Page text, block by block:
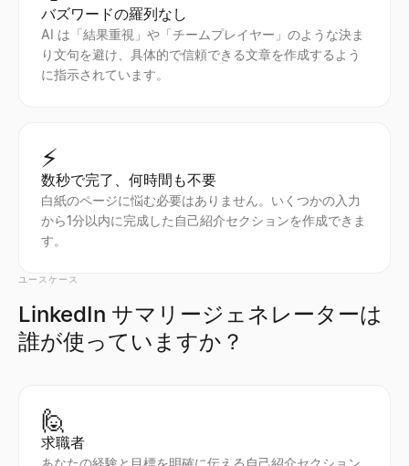
バズワードの羅列なし
AI は「結果重視」や「チームプレイヤー」のような決ま
り文句を避け、具体的で信頼できる文章を作成するよう
に指示されています。
⚡
数秒で完了、何時間も不要
白紙のページに悩む必要はありません。いくつかの入力
から1分以内に完成した自己紹介セクションを作成できま
す。
ユースケース
LinkedIn サマリージェネレーターは
誰が使っていますか？
🙋
求職者
あなたの経験と目標を明確に伝える自己紹介セクション